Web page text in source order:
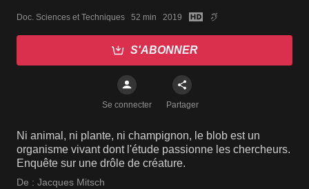
Doc. Sciences et Techniques   52 min   2019
S'ABONNER
Se connecter Partager
Ni animal, ni plante, ni champignon, le blob est un
organisme vivant dont l'étude passionne les chercheurs.
Enquête sur une drôle de créature.
De : Jacques Mitsch